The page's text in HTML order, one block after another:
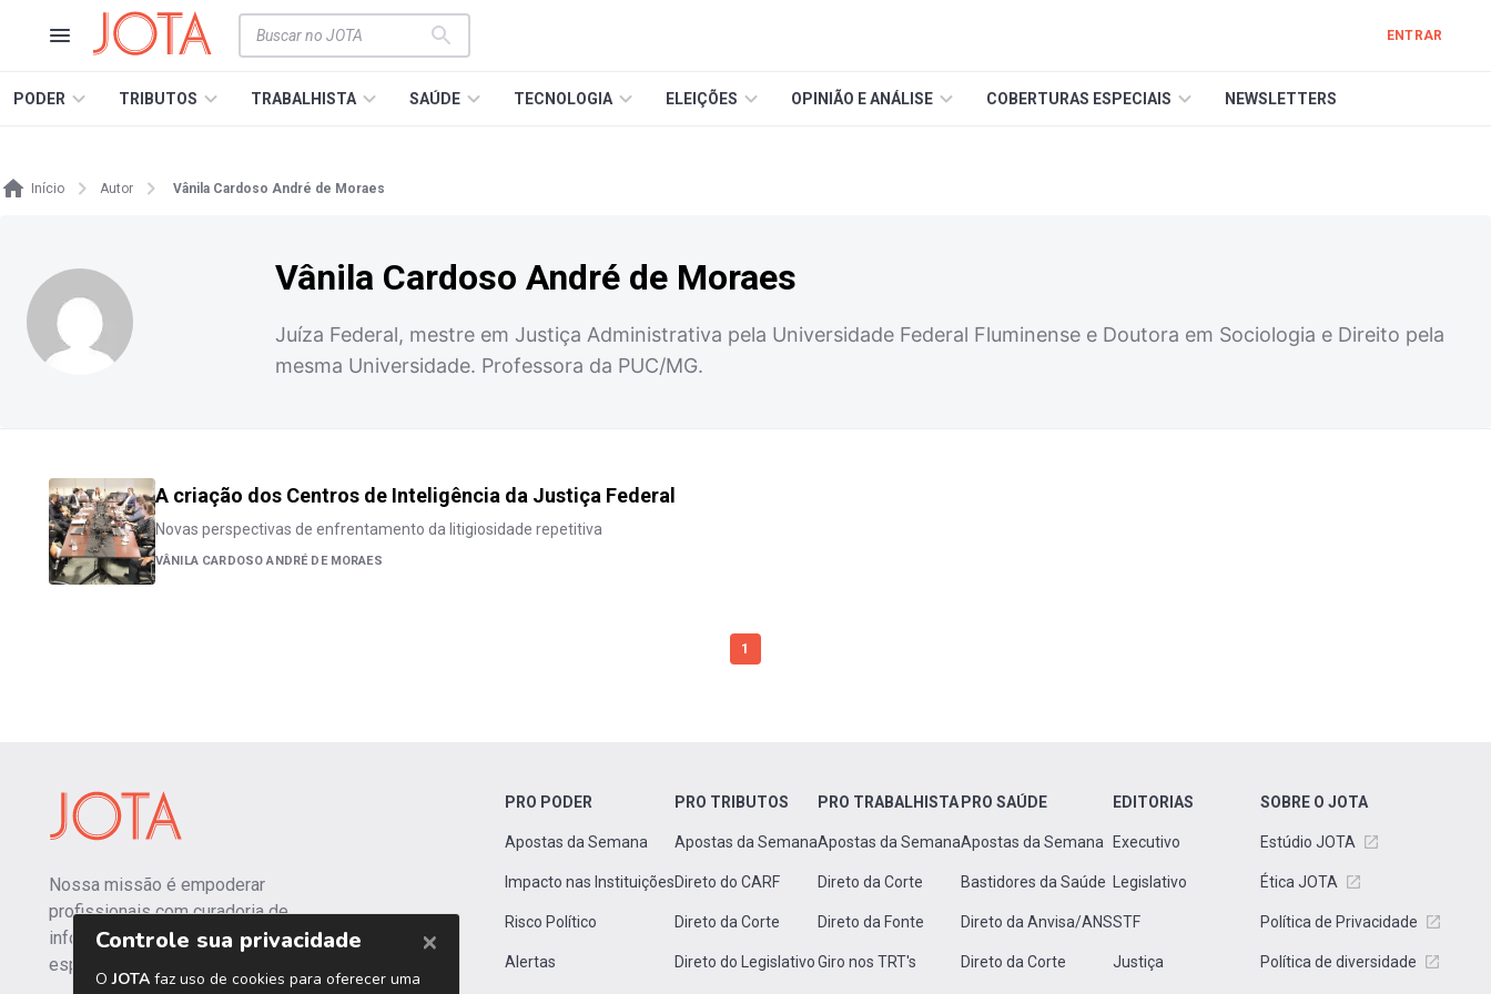
ENTRAR
PODER TRIBUTOS TRABALHISTA SAÚDE TECNOLOGIA ELEIÇÕES OPINIÃO E ANÁLISE COBERTURAS ESPECIAIS NEWSLETTERS
Início Autor Vânila Cardoso André de Moraes
Vânila Cardoso André de Moraes
Juíza Federal, mestre em Justiça Administrativa pela Universidade Federal Fluminense e Doutora em Sociologia e Direito pela
mesma Universidade. Professora da PUC/MG.
A criação dos Centros de Inteligência da Justiça Federal
Novas perspectivas de enfrentamento da litigiosidade repetitiva
VÂNILA CARDOSO ANDRÉ DE MORAES
1
Nossa missão é empoderar
profissionais com curadoria de
informações independentes e
especializadas.
PRO PODER
Apostas da Semana
Impacto nas Instituições
Risco Político
Alertas
PRO TRIBUTOS
Apostas da Semana
Direto do CARF
Direto da Corte
Direto do Legislativo
PRO TRABALHISTA
Apostas da Semana
Direto da Corte
Direto da Fonte
Giro nos TRT's
PRO SAÚDE
Apostas da Semana
Bastidores da Saúde
Direto da Anvisa/ANS
Direto da Corte
EDITORIAS
Executivo
Legislativo
STF
Justiça
SOBRE O JOTA
Estúdio JOTA
Ética JOTA
Política de Privacidade
Política de diversidade